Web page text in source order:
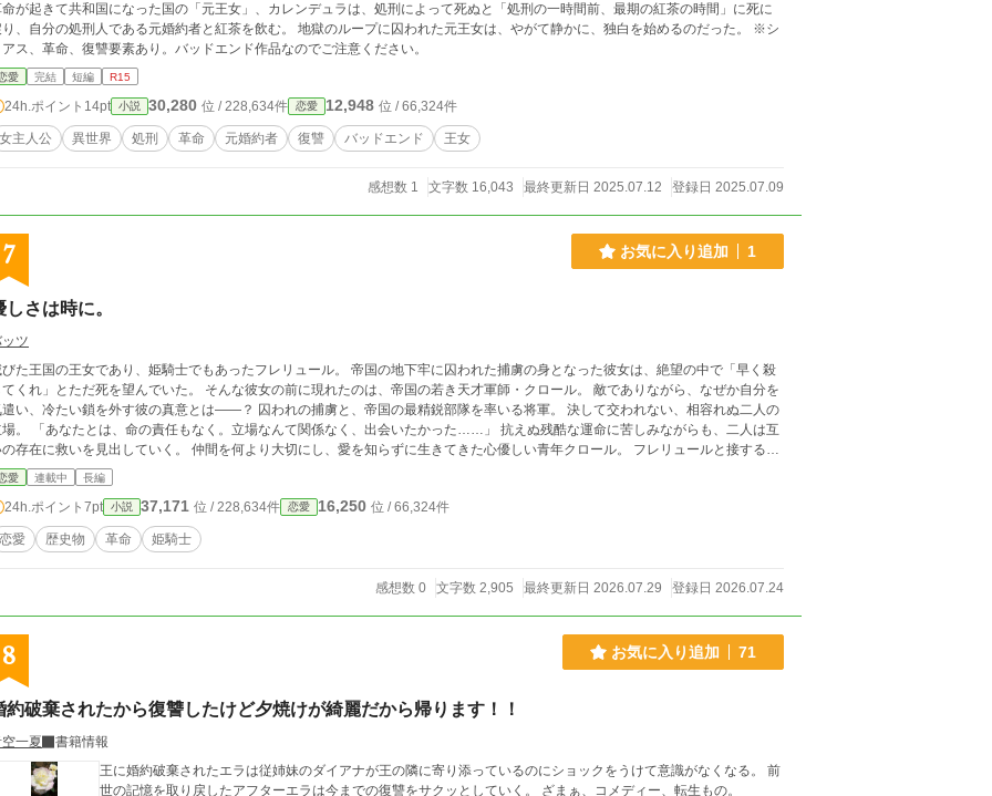
が起きて共和国になった国の「元王女」、カレンデュラは、処刑によって死ぬと「処刑の一時間前、最期の紅茶の時間」に死に
、自分の処刑人である元婚約者と紅茶を飲む。 地獄のループに囚われた元王女は、やがて静かに、独白を始めるのだった。 ※シ
ス、革命、復讐要素あり。バッドエンド作品なのでご注意ください。
愛 完結 短編 R15
24h.ポイント 14pt 小説 30,280 位 / 228,634件 恋愛 12,948 位 / 66,324件
女主人公 異世界 処刑 革命 元婚約者 復讐 バッドエンド 王女
感想数 1 文字数 16,043 最終更新日 2025.07.12 登録日 2025.07.09
7 お気に入り追加 1
しさは時に。
ツ
た王国の王女であり、姫騎士でもあったフレリュール。 帝国の地下牢に囚われた捕虜の身となった彼女は、絶望の中で「早く殺
」とただ死を望んでいた。 そんな彼女の前に現れたのは、帝国の若き天才軍師・クロール。 敵でありながら、なぜか自分を
、冷たい鎖を外す彼の真意とは——？ 囚われの捕虜と、帝国の最精鋭部隊を率いる将軍。 決して交われない、相容れぬ二人の
て関係なく、出会いたかった……」 抗えぬ残酷な運命に苦しみながらも、二人は互
救いを見出していく。 仲間を何より大切にし、愛を知らずに生きてきた心優しい青年クロール。 フレリュールと接する中
彼は生まれて初めて「誰かを愛おしく想う感情」を知り、一人の男として成長していく。 その芽生えた想いは、やがて二人を縛
な国家への『革命』へと繋がっていく——。 運命を呪い、それでも惹かれ合う二人の、切なくも揺るぎないローファンタジー
小説！
愛 連載中 長編
24h.ポイント 7pt 小説 37,171 位 / 228,634件 恋愛 16,250 位 / 66,324件
恋愛 歴史物 革命 姫騎士
感想数 0 文字数 2,905 最終更新日 2026.07.29 登録日 2026.07.24
8 お気に入り追加 71
約破棄されたから復讐したけど夕焼けが綺麗だから帰ります！！
一夏
書籍情報
王に婚約破棄されたエラは従姉妹のダイアナが王の隣に寄り添っているのにショックをうけて意識がなくなる。 前
世の記憶を取り戻したアフターエラは今までの復讐をサクッとしていく。 ざまぁ、コメディー、転生もの。